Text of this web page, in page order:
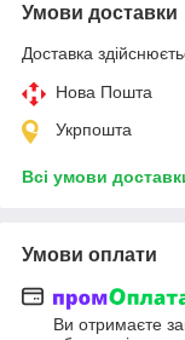
Умови доставки
Доставка
Нова Пошта
Укрпошта
Всі умови
Умови оплати
Ви отримаєте